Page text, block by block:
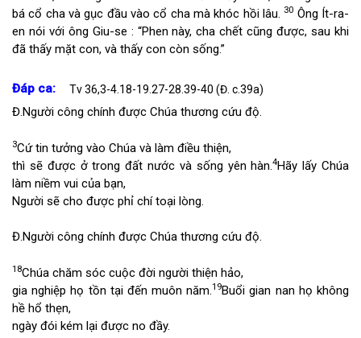
bá cổ cha và gục đầu vào cổ cha mà khóc hồi lâu. 30 Ông Ít-ra-
en nói với ông Giu-se : “Phen này, cha chết cũng được, sau khi
đã thấy mặt con, và thấy con còn sống.”
Đáp ca: Tv 36,3-4.18-19.27-28.39-40 (Đ. c.39a)
Đ.Người công chính được Chúa thương cứu độ.
3Cứ tin tưởng vào Chúa và làm điều thiện,
thì sẽ được ở trong đất nước và sống yên hàn.4Hãy lấy Chúa
làm niềm vui của bạn,
Người sẽ cho được phỉ chí toại lòng.
Đ.Người công chính được Chúa thương cứu độ.
18Chúa chăm sóc cuộc đời người thiện hảo,
gia nghiệp họ tồn tại đến muôn năm.19Buổi gian nan họ không
hề hổ thẹn,
ngày đói kém lại được no đầy.